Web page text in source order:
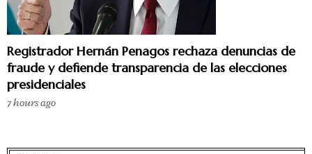
Registrador Hernán Penagos rechaza denuncias de
fraude y defiende transparencia de las elecciones
presidenciales
7 hours ago